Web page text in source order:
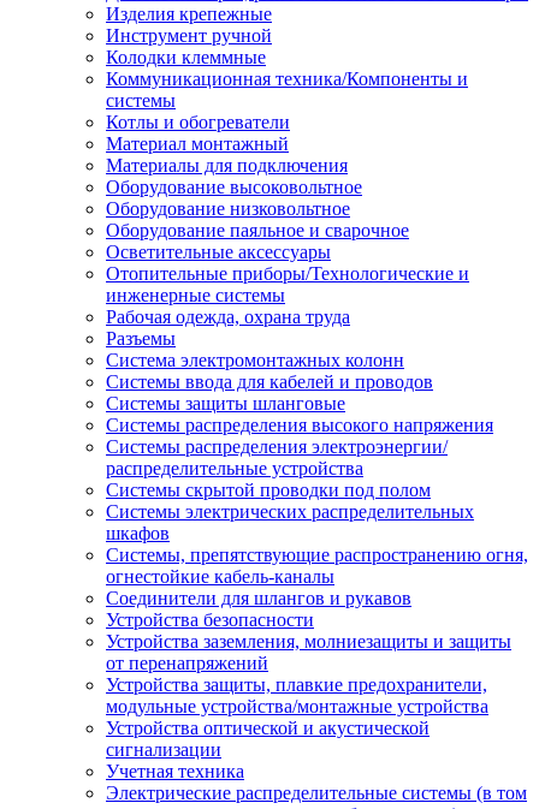
Изделия крепежные
Инструмент ручной
Колодки клеммные
Коммуникационная техника/Компоненты и
системы
Котлы и обогреватели
Материал монтажный
Материалы для подключения
Оборудование высоковольтное
Оборудование низковольтное
Оборудование паяльное и сварочное
Осветительные аксессуары
Отопительные приборы/Технологические и
инженерные системы
Рабочая одежда, охрана труда
Разъемы
Система электромонтажных колонн
Системы ввода для кабелей и проводов
Системы защиты шланговые
Системы распределения высокого напряжения
Системы распределения электроэнергии/
распределительные устройства
Системы скрытой проводки под полом
Системы электрических распределительных
шкафов
Системы, препятствующие распространению огня,
огнестойкие кабель-каналы
Соединители для шлангов и рукавов
Устройства безопасности
Устройства заземления, молниезащиты и защиты
от перенапряжений
Устройства защиты, плавкие предохранители,
модульные устройства/монтажные устройства
Устройства оптической и акустической
сигнализации
Учетная техника
Электрические распределительные системы (в том